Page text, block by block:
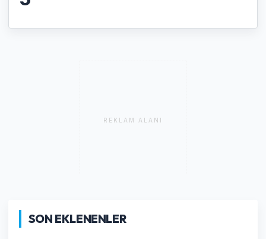
REKLAM ALANI
SON EKLENENLER